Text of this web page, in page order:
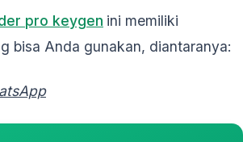
pro keygen ini memiliki
bisa Anda gunakan, diantaranya: